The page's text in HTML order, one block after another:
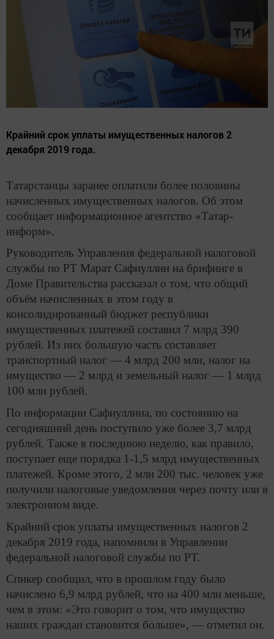
Крайний срок уплаты имущественных налогов 2
декабря 2019 года.
Татарстанцы заранее оплатили более половины
начисленных имущественных налогов. Об этом
сообщает информационное агентство «Татар-
информ».
Руководитель Управления федеральной налоговой
службы по РТ Марат Сафиуллин на брифинге в
Доме Правительства рассказал о том, что общий
объём начисленных в этом году в
консолидированный бюджет республики
имущественных платежей составил 7 млрд 390
рублей. Из них большую часть составляет
транспортный налог — 4 млрд 200 млн, налог на
имущество — 2 млрд и земельный налог — 1 млрд
100 млн рублей.
По информации Сафиуллина, по состоянию на
сегодняшний день поступило уже более 3,7 млрд
рублей. Также в последнюю неделю, как правило,
поступает еще порядка 1-1,5 млрд имущественных
платежей. Кроме этого, 2 млн 200 тыс. человек уже
получили налоговые уведомления через почту или в
электронном виде.
Крайний срок уплаты имущественных налогов 2
декабря 2019 года, напомнили в Управлении
федеральной налоговой службы по РТ.
Спикер сообщил, что в прошлом году было
начислено 6,9 млрд рублей, что на 400 млн меньше,
чем в этом: «Это говорит о том, что имущество
наших граждан становится больше», — отметил он.